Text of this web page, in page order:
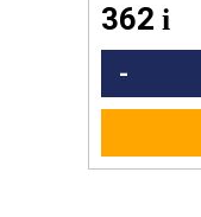
362 i
-